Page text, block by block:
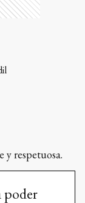
respetuosa.
poder